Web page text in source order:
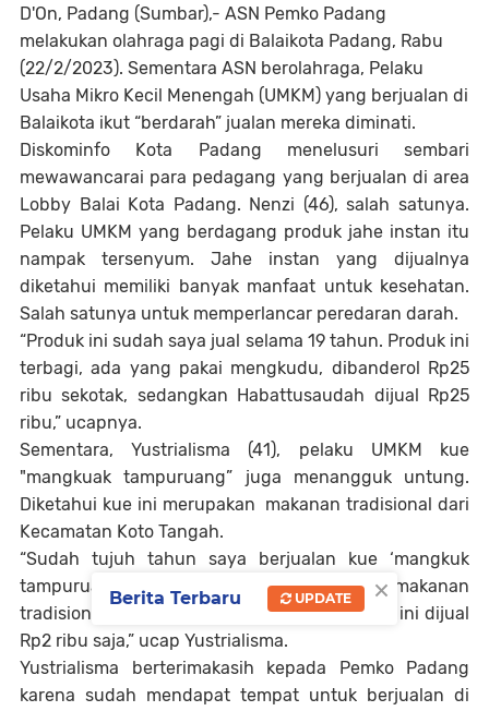
D'On, Padang (Sumbar),- ASN Pemko Padang
melakukan olahraga pagi di Balaikota Padang, Rabu
(22/2/2023). Sementara ASN berolahraga, Pelaku
Usaha Mikro Kecil Menengah (UMKM) yang berjualan di
Balaikota ikut “berdarah” jualan mereka diminati.
Diskominfo Kota Padang menelusuri sembari
mewawancarai para pedagang yang berjualan di area
Lobby Balai Kota Padang. Nenzi (46), salah satunya.
Pelaku UMKM yang berdagang produk jahe instan itu
nampak tersenyum. Jahe instan yang dijualnya
diketahui memiliki banyak manfaat untuk kesehatan.
Salah satunya untuk memperlancar peredaran darah.
“Produk ini sudah saya jual selama 19 tahun. Produk ini
terbagi, ada yang pakai mengkudu, dibanderol Rp25
ribu sekotak, sedangkan Habattusaudah dijual Rp25
ribu,” ucapnya.
Sementara, Yustrialisma (41), pelaku UMKM kue
"mangkuak tampuruang” juga menangguk untung.
Diketahui kue ini merupakan makanan tradisional dari
Kecamatan Koto Tangah.
“Sudah tujuh tahun saya berjualan kue ‘mangkuk
tampuruang’. Kebetulan kue ini adalah makanan
tradisional dari Kecamatan Koto Tangah. Kue ini dijual
Rp2 ribu saja,” ucap Yustrialisma.
Yustrialisma berterimakasih kepada Pemko Padang
karena sudah mendapat tempat untuk berjualan di
×
Berita Terbaru UPDATE